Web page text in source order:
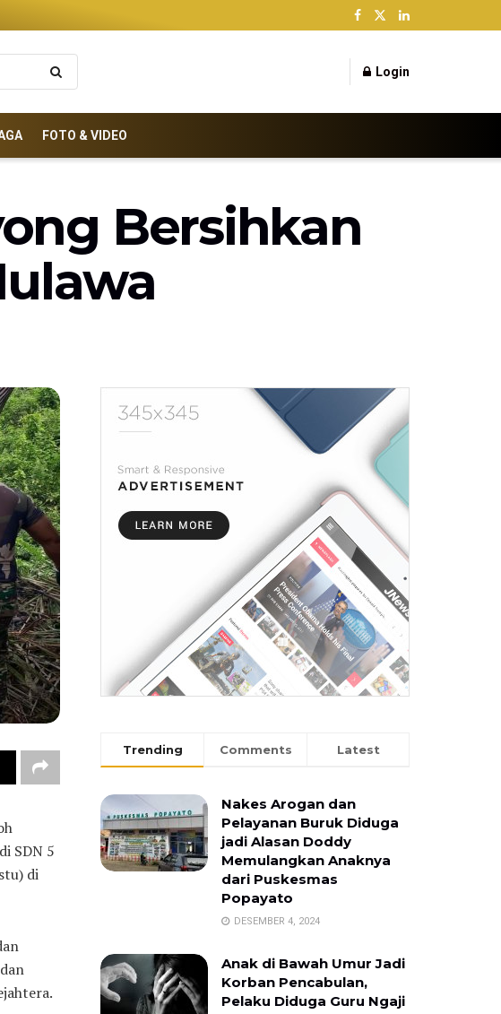
Login
FOTO & VIDEO
Bersihkan
SDN 5
di
Trending Comments Latest
Nakes Arogan dan
Pelayanan Buruk Diduga
jadi Alasan Doddy
Memulangkan Anaknya
dari Puskesmas
Popayato
DESEMBER 4, 2024
Anak di Bawah Umur Jadi
Korban Pencabulan,
Pelaku Diduga Guru Ngaji